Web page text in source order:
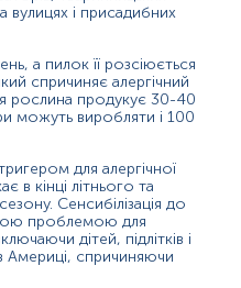
болотника та
(w1) виконується
стандарт»
точністю
коректно підібрати
що дає змогу
життя пацієнта;
з окремих алергенів;
не несе
вулицях і присадибних
а пилок її розсіюється
спричиняє алергічний
рослина продукує 30-40
можуть виробляти і 100
для алергічної
в кінці літнього та
Сенсибілізація до
проблемою для
дітей, підлітків і
Америці, спричиняючи